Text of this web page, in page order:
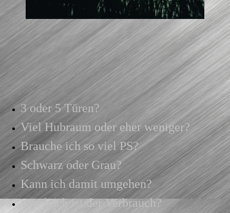
3 oder 5 Türen?
Viel Hubraum oder eher weniger?
Brauche ich so viel PS?
Schwarz oder Grau?
Kann ich damit umgehen?
Wie hoch ist der Verbrauch?